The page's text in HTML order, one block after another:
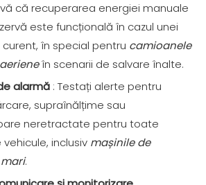
că recuperarea energiei manuale
este funcțională în cazul unei
în special pentru camioanele
în scenarii de salvare înalte.
alarmă : Testați alerte pentru
supraînălțime sau
neretractate pentru toate
inclusiv mașinile de
.